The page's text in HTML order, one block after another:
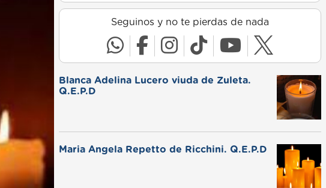
Seguinos y no te pierdas de nada
Blanca Adelina Lucero viuda de Zuleta.
Q.E.P.D
Maria Angela Repetto de Ricchini. Q.E.P.D